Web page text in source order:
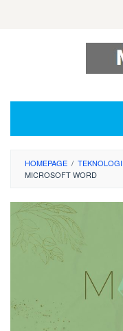
HOMEPAGE / TEKNOLOGI
MICROSOFT WORD